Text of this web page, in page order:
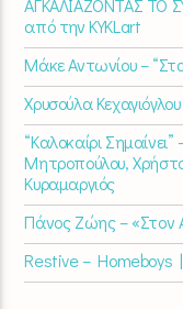
ΑΓΚΑΛΙΑΖΟΝΤΑΣ ΤΟ
από την KYKLart
Μάκε Αντωνίου –
Χρυσούλα
“Καλοκαίρι
Μητροπούλου,
Κυραμαργιός
Πάνος Ζώης – «Στον
Restive – Homeboys